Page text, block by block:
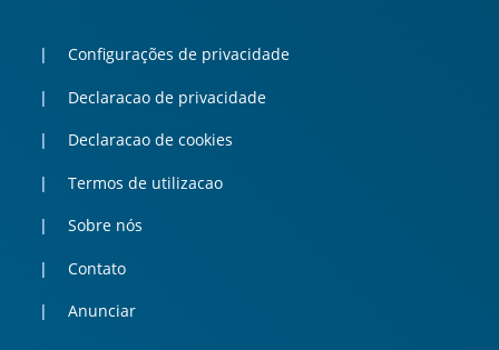
Configurações de privacidade
Declaracao de privacidade
Declaracao de cookies
Termos de utilizacao
Sobre nós
Contato
Anunciar